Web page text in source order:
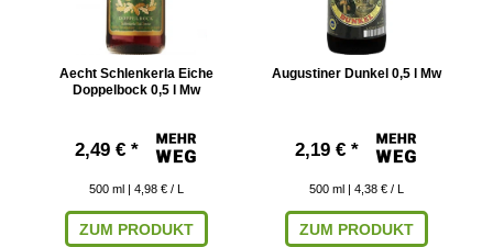
Aecht Schlenkerla Eiche
Doppelbock 0,5 l Mw
2,49 € *
500 ml | 4,98 € / L
ZUM PRODUKT
Augustiner Dunkel 0,5 l Mw
2,19 € *
500 ml | 4,38 € / L
ZUM PRODUKT